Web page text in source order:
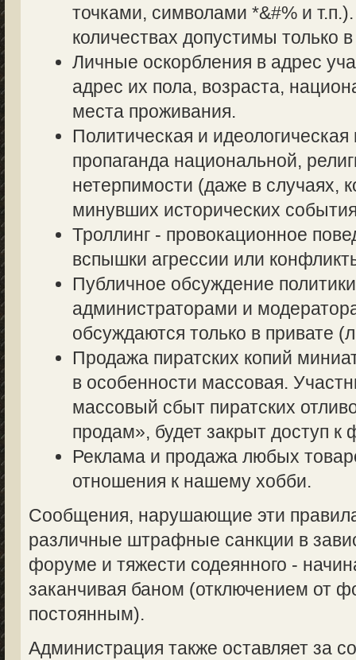
точками, символами *&#% и
количествах допустимы только
Личные оскорбления в адрес
адрес их пола, возраста,
места проживания.
Политическая и
пропаганда национальной,
нетерпимости (даже в случаях,
минувших исторических
Троллинг - провокационное
вспышки агрессии или
Публичное обсуждение
администраторами и
обсуждаются только в привате
Продажа пиратских копий
в особенности массовая.
массовый сбыт пиратских
продам», будет закрыт доступ к
Реклама и продажа любых
отношения к нашему хобби.
Сообщения, нарушающие эти
различные штрафные санкции в
форуме и тяжести содеянного -
заканчивая баном (отключением от
постоянным).
Администрация также оставляет за